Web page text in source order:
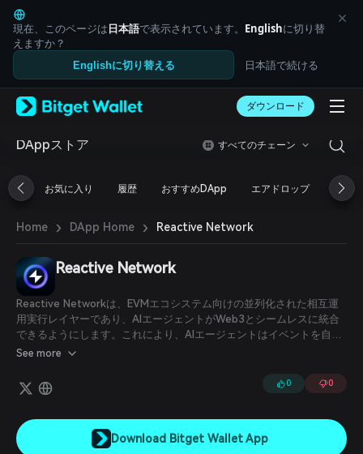
English
日本語
Tiếng Việt
Русский
Español (Latinoamérica)
Italiano
Deutsch
繁體中文
Português (Portugal)
ภาษาไทย
العربية
বাংলা
Español
Português (Brasil)
Español (Argentina)
現在、このページは日本語で表示されています。 Englishに切り替
えますか？
Englishに切り替える 日本語で続ける
ダウンロード
DAppストア すべてのチェーン
お気に入り 履歴 おすすめDApp エアドロップ DeFi
Home › DApp Home › Reactive Network
Reactive Network
Reactive Networkは、EVMエコシステム向けの並列化された相互運
用実行レイヤーであり、AIエージェントがWeb3とシームレスに統合
できるようにします。これにより、AIエージェントはイベントを自律
的に観察、処理、反応し、機械学習を行い、AI搭載のdAppsを作成で
はクロスチェーンの相互運用性を強化し、DeFiプロトコル、dApps、
トークンがオフチェーンでデータを取得することなくリアルタイムで
フローや高度な分散型デリバティブの実現への道を切り開きます。
See more
0 0
Download Bitget Wallet App